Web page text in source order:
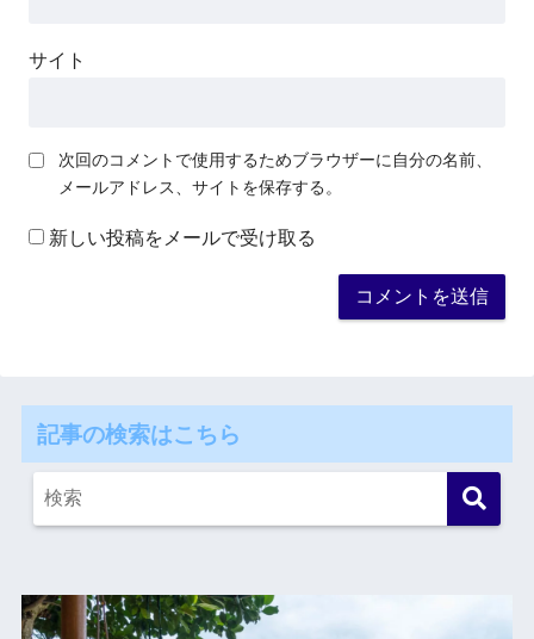
サイト
次回のコメントで使用するためブラウザーに自分の名前、
メールアドレス、サイトを保存する。
新しい投稿をメールで受け取る
記事の検索はこちら